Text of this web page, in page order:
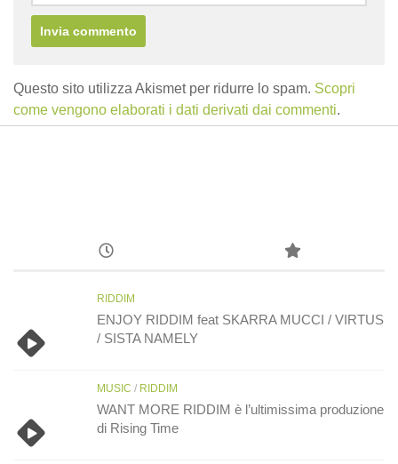
Questo sito utilizza Akismet per ridurre lo spam. Scopri
come vengono elaborati i dati derivati dai commenti.
RIDDIM
ENJOY RIDDIM feat SKARRA MUCCI / VIRTUS
/ SISTA NAMELY
MUSIC / RIDDIM
WANT MORE RIDDIM è l’ultimissima produzione
di Rising Time